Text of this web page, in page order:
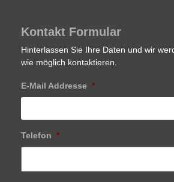
Kontakt Formular
Hinterlassen Sie Ihre Daten und wir
wie möglich kontaktieren.
E-Mail Addresse *
Telefon *